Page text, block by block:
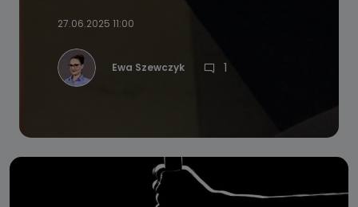
27.06.2025 11:00
Ewa Szewczyk 1